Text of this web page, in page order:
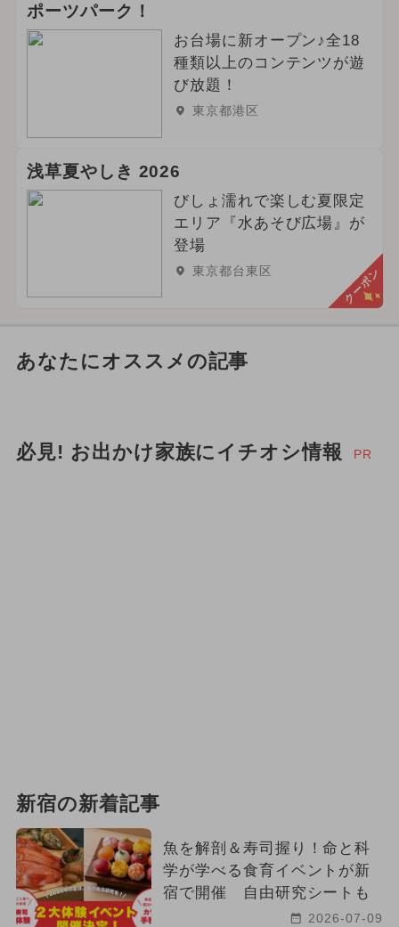
ポーツパーク！
お台場に新オープン♪全18
種類以上のコンテンツが遊
び放題！
東京都港区
浅草夏やしき 2026
びしょ濡れで楽しむ夏限定
エリア『水あそび広場』が
登場
東京都台東区 クーポン
あなたにオススメの記事
必見! お出かけ家族にイチオシ情報 PR
新宿の新着記事
魚を解剖＆寿司握り！命と科
学が学べる食育イベントが新
宿で開催 自由研究シートも
2026-07-09